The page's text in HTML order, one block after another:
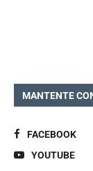
MANTENTE
FACEBOOK
YOUTUBE